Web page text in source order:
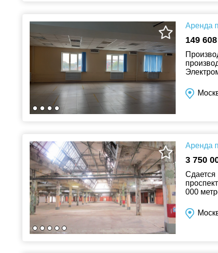
Аренда
149
Аренда
3 750
Сдается
000